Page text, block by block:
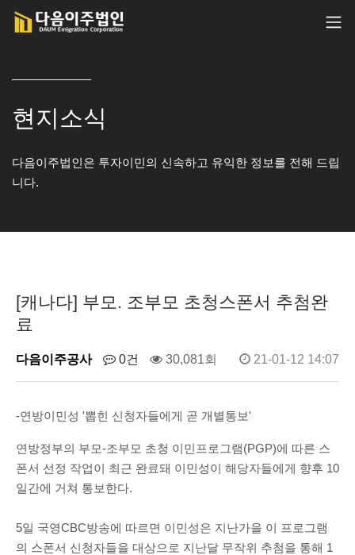
현지소식
다음이주법인은 투자이민의 신속하고 유익한 정보를 전해 드립
니다.
[캐나다] 부모. 조부모 초청스폰서 추첨완
료
다음이주공사 0건 30,081회 21-01-12 14:07
-연방이민성 '뽑힌 신청자들에게 곧 개별통보'
연방정부의 부모-조부모 초청 이민프로그램(PGP)에 따른 스
폰서 선정 작업이 최근 완료돼 이민성이 해당자들에게 향후 10
일간에 거쳐 통보한다.
5일 국영CBC방송에 따르면 이민성은 지난가을 이 프로그램
의 스폰서 신청자들을 대상으로 지난달 무작위 추첨을 통해 1